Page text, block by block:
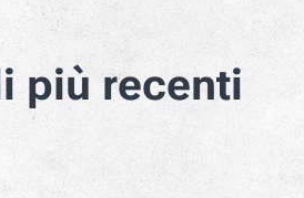
più recenti